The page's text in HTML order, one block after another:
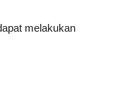
melakukan